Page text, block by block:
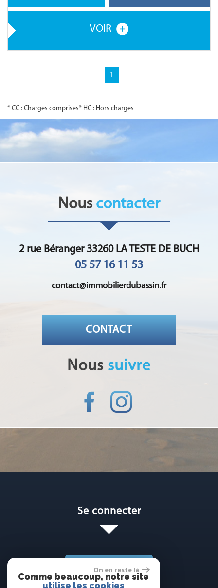
VOIR
1
* CC : Charges comprises* HC : Hors charges
Nous contacter
2 rue Béranger 33260 LA TESTE DE BUCH
05 57 16 11 53
contact@immobilierdubassin.fr
CONTACT
Nous suivre
Se connecter
On en reste là
Comme beaucoup, notre site
utilise les cookies